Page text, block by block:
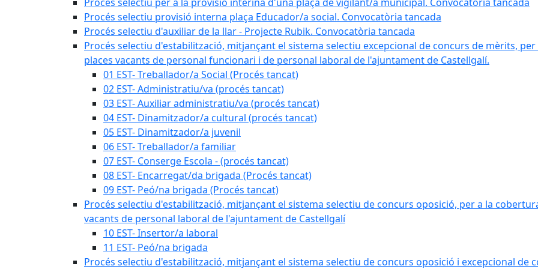
Procés selectiu provisió interna plaça Educador/a social. Convocatòria tancada
Procés selectiu d'auxiliar de la llar - Projecte Rubik. Convocatòria tancada
Procés selectiu d'estabilització, mitjançant el sistema selectiu excepcional de concurs de mèrits,
places vacants de personal funcionari i de personal laboral de l'ajuntament de Castellgalí.
01 EST- Treballador/a Social (Procés tancat)
02 EST- Administratiu/va (procés tancat)
03 EST- Auxiliar administratiu/va (procés tancat)
04 EST- Dinamitzador/a cultural (procés tancat)
05 EST- Dinamitzador/a juvenil
06 EST- Treballador/a familiar
07 EST- Conserge Escola - (procés tancat)
08 EST- Encarregat/da brigada (Procés tancat)
09 EST- Peó/na brigada (Procés tancat)
Procés selectiu d'estabilització, mitjançant el sistema selectiu de concurs oposició, per a la
vacants de personal laboral de l'ajuntament de Castellgalí
10 EST- Insertor/a laboral
11 EST- Peó/na brigada
Procés selectiu d'estabilització, mitjançant el sistema selectiu de concurs oposició i excepcional de